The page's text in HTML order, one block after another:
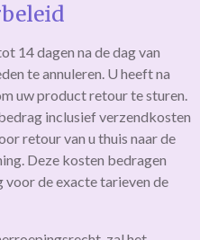
14 dagen na de dag van
te annuleren. U heeft na
uw product retour te sturen.
inclusief verzendkosten
retour van u thuis naar de
Deze kosten bedragen
de exacte tarieven de